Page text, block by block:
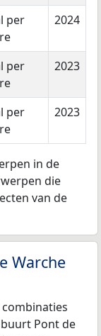
per
2024
per
2023
per
2023
in de
die
van de
Warche
Pont de